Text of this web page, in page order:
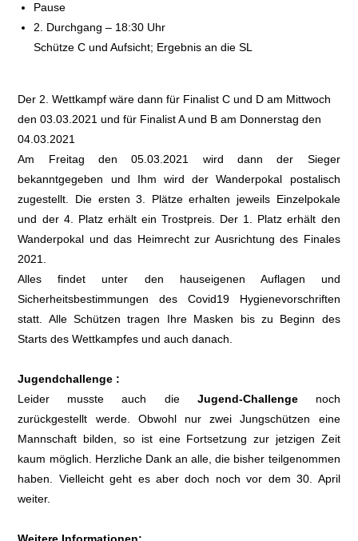
Pause
2. Durchgang – 18:30 Uhr
Schütze C und Aufsicht; Ergebnis an die SL
Der 2. Wettkampf wäre dann für Finalist C und D am Mittwoch
den 03.03.2021 und für Finalist A und B am Donnerstag den
04.03.2021
Am Freitag den 05.03.2021 wird dann der Sieger
bekanntgegeben und Ihm wird der Wanderpokal postalisch
zugestellt. Die ersten 3. Plätze erhalten jeweils Einzelpokale
und der 4. Platz erhält ein Trostpreis. Der 1. Platz erhält den
Wanderpokal und das Heimrecht zur Ausrichtung des Finales
2021.
Alles findet unter den hauseigenen Auflagen und
Sicherheitsbestimmungen des Covid19 Hygienevorschriften
statt. Alle Schützen tragen Ihre Masken bis zu Beginn des
Starts des Wettkampfes und auch danach.
Jugendchallenge :
Leider musste auch die Jugend-Challengenoch
zurückgestellt werde. Obwohl nur zwei Jungschützen eine
Mannschaft bilden, so ist eine Fortsetzung zur jetzigen Zeit
kaum möglich. Herzliche Dank an alle, die bisher teilgenommen
haben. Vielleicht geht es aber doch noch vor dem 30. April
weiter.